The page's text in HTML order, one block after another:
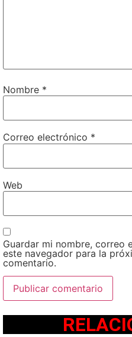
Nombre *
Correo electrónico *
Web
Guardar mi nombre, correo
este navegador para la
comentario.